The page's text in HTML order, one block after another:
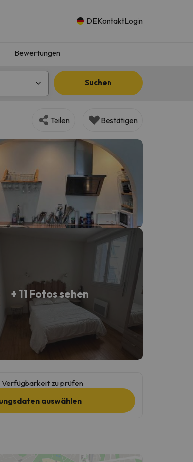
DEKontaktLogin
Bewertungen
Suchen
Teilen Bestätigen
+ 11 Fotos sehen
Verfügbarkeit zu prüfen
auswählen